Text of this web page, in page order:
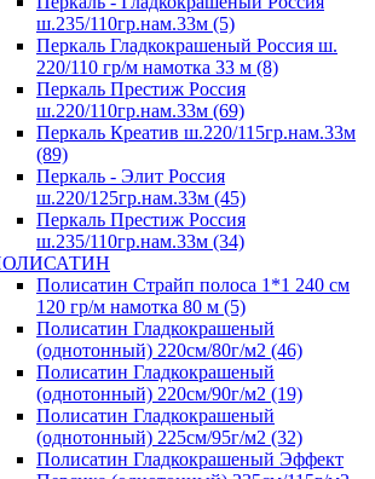
ш.235/110гр.нам.33м (5)
Перкаль Гладкокрашеный Россия ш.
220/110 гр/м намотка 33 м (8)
Перкаль Престиж Россия
ш.220/110гр.нам.33м (69)
Перкаль Креатив ш.220/115гр.нам.33м
(89)
Перкаль - Элит Россия
ш.220/125гр.нам.33м (45)
Перкаль Престиж Россия
ш.235/110гр.нам.33м (34)
Полисатин Страйп полоса 1*1 240 см
120 гр/м намотка 80 м (5)
Полисатин Гладкокрашеный
(однотонный) 220см/80г/м2 (46)
Полисатин Гладкокрашеный
(однотонный) 220см/90г/м2 (19)
Полисатин Гладкокрашеный
(однотонный) 225см/95г/м2 (32)
Полисатин Гладкокрашеный Эффект